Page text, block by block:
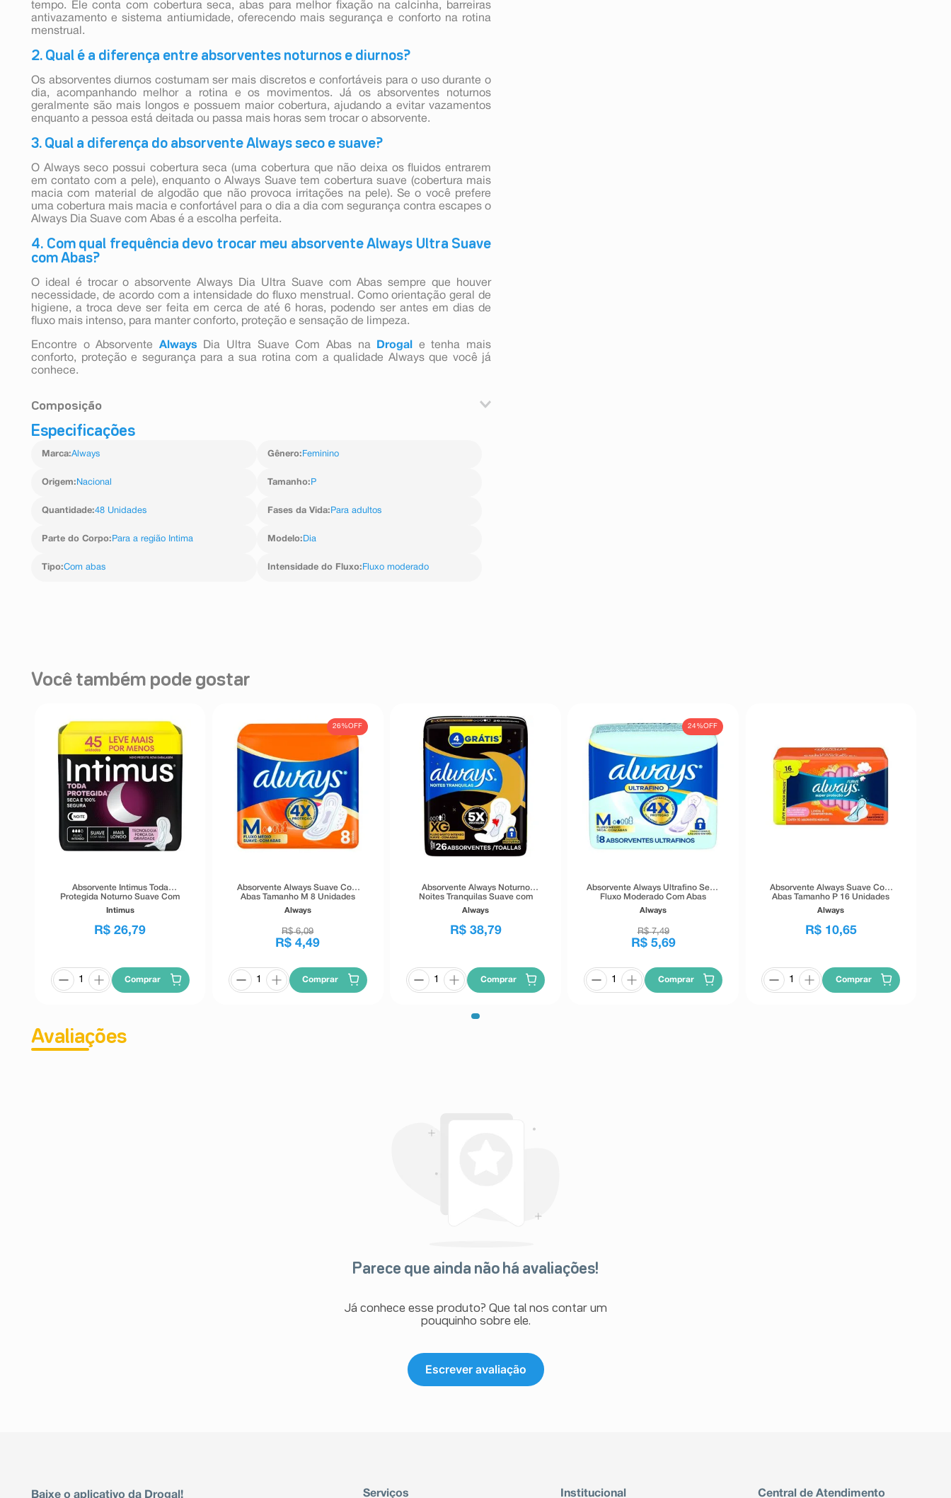
tempo. Ele conta com cobertura seca, abas para melhor fixação na calcinha, barreiras
antivazamento e sistema antiumidade, oferecendo mais segurança e conforto na rotina
menstrual.
2. Qual é a diferença entre absorventes noturnos e diurnos?
Os absorventes diurnos costumam ser mais discretos e confortáveis para o uso durante o
dia, acompanhando melhor a rotina e os movimentos. Já os absorventes noturnos
geralmente são mais longos e possuem maior cobertura, ajudando a evitar vazamentos
enquanto a pessoa está deitada ou passa mais horas sem trocar o absorvente.
3. Qual a diferença do absorvente Always seco e suave?
O Always seco possui cobertura seca (uma cobertura que não deixa os fluidos entrarem
em contato com a pele), enquanto o Always Suave tem cobertura suave (cobertura mais
macia com material de algodão que não provoca irritações na pele). Se o você prefere
uma cobertura mais macia e confortável para o dia a dia com segurança contra escapes o
Always Dia Suave com Abas é a escolha perfeita.
4. Com qual frequência devo trocar meu absorvente Always Ultra Suave
com Abas?
O ideal é trocar o absorvente Always Dia Ultra Suave com Abas sempre que houver
necessidade, de acordo com a intensidade do fluxo menstrual. Como orientação geral de
higiene, a troca deve ser feita em cerca de até 6 horas, podendo ser antes em dias de
fluxo mais intenso, para manter conforto, proteção e sensação de limpeza.
Encontre o Absorvente Always Dia Ultra Suave Com Abas na Drogal
e tenha mais
conforto, proteção e segurança para a sua rotina com a qualidade Always que você já
conhece.
Composição
Celulose microcristalina, polietileno, polipropileno, adesivos termoplásticos
Especificações
Marca:Always Gênero: Feminino
Origem: Nacional Tamanho: P
Quantidade:48 Unidades Fases da Vida: Para adultos
Parte do Corpo: Para a região Intima Modelo: Dia
Tipo:Com abas Intensidade do Fluxo: Fluxo moderado
Você também pode gostar
Absorvente Intimus Toda
Protegida Noturno Suave Com
Abas 45 Unidades
Intimus
R$ 26,79
Comprar
26%OFF
Absorvente Always Suave Com
Abas Tamanho M 8 Unidades
Always
R$ 6,09
R$ 4,49
Comprar
Absorvente Always Noturno
Noites Tranquilas Suave com
Abas XG 26 Unidades
Always
R$ 38,79
Comprar
24%OFF
Absorvente Always Ultrafino Seca
Fluxo Moderado Com Abas
Tamanho M 8 Unidades
Always
R$ 7,49
R$ 5,69
Comprar
Absorvente Always Suave Com
Abas Tamanho P 16 Unidades
Always
R$ 10,65
Comprar
Avaliações
Parece que ainda não há avaliações!
Já conhece esse produto? Que tal nos contar um
pouquinho sobre ele.
Escrever avaliação
Baixe o aplicativo da Drogal! Serviços Institucional Central de Atendimento